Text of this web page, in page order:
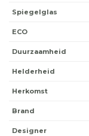
Spiegelglas
ECO
Duurzaamheid
Helderheid
Herkomst
Brand
Designer